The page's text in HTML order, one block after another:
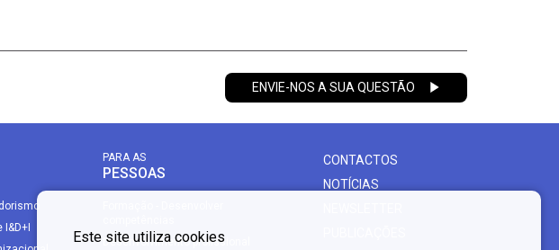
ENVIE-NOS A SUA QUESTÃO
PARA AS
PESSOAS
Desenvolvimento profissional
CONTACTOS
NOTÍCIAS
Este site utiliza cookies